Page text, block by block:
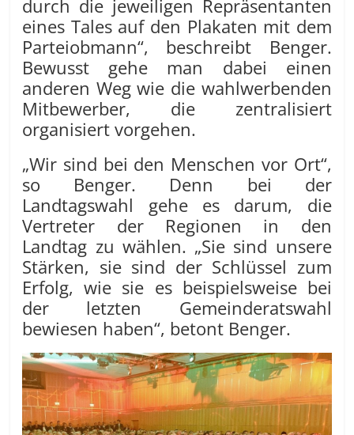
durch die jeweiligen Repräsentanten
eines Tales auf den Plakaten mit dem
Parteiobmann“, beschreibt Benger.
Bewusst gehe man dabei einen
anderen Weg wie die wahlwerbenden
Mitbewerber, die zentralisiert
organisiert vorgehen.
„Wir sind bei den Menschen vor Ort“,
so Benger. Denn bei der
Landtagswahl gehe es darum, die
Vertreter der Regionen in den
Landtag zu wählen. „Sie sind unsere
Stärken, sie sind der Schlüssel zum
Erfolg, wie sie es beispielsweise bei
der letzten Gemeinderatswahl
bewiesen haben“, betont Benger.